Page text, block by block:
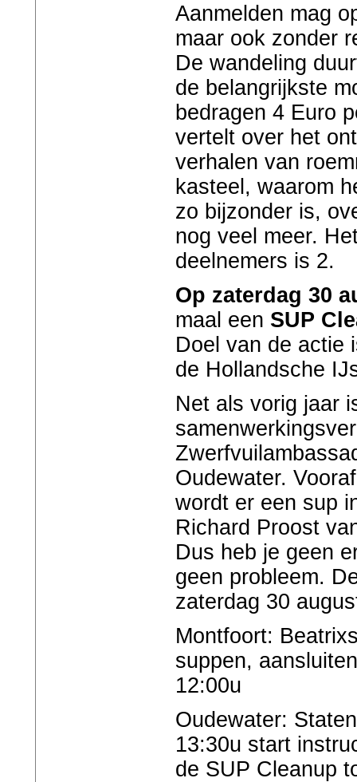
Aanmelden mag
maar ook zonder
De wandeling
de belangrijkste
bedragen 4 Euro
vertelt over het
verhalen van
kasteel, waarom
zo bijzonder is,
nog veel meer.
deelnemers is 2.
Op zaterdag 30
maal een SUP
Doel van de actie
de Hollandsche
Net als vorig jaar
Oudewater.
wordt er een sup
Richard Proost
Dus heb je geen
geen probleem.
zaterdag 30
Montfoort:
suppen,
12:00u
Oudewater:
13:30u start
de SUP Cleanup